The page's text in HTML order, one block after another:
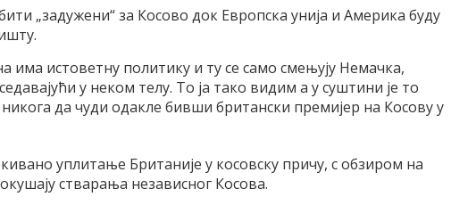
„задужени“ за Косово док Европска унија и Америка буду
има истоветну политику и ту се само смењују Немачка,
у неком телу. То ја тако видим а у суштини је то
да чуди одакле бивши британски премијер на Косову у
уплитање Британије у косовску причу, с обзиром на
стварања независног Косова.